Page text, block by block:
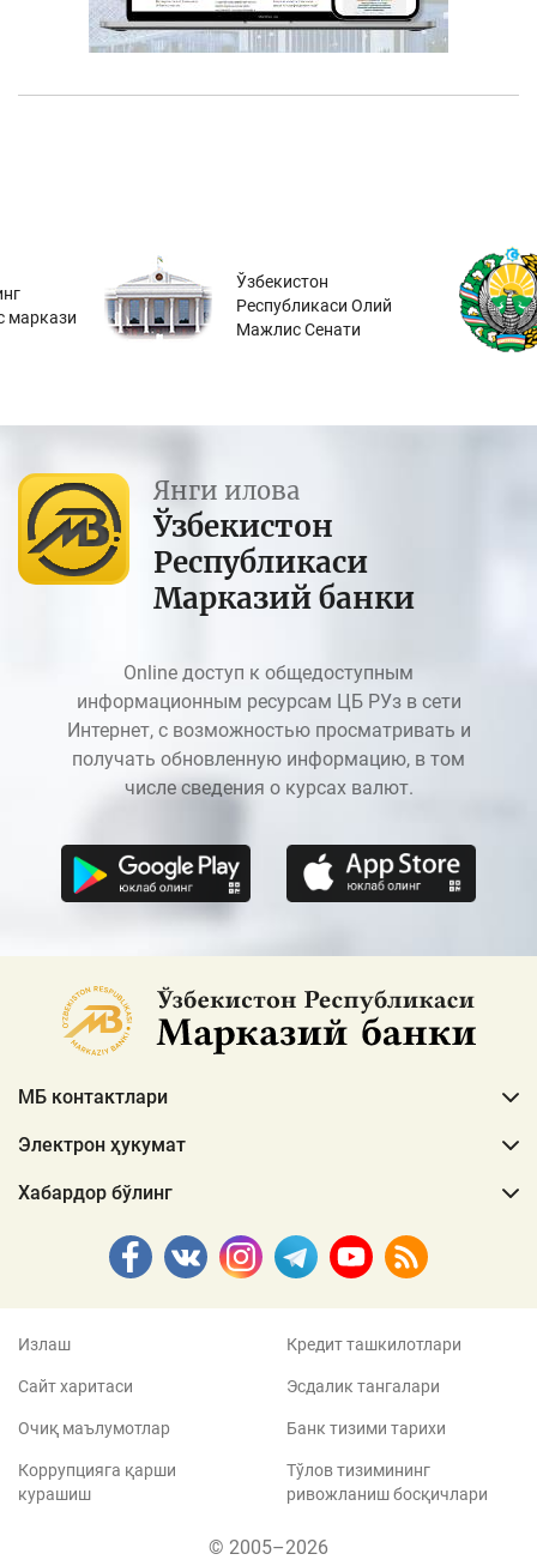
маркази
Ўзбекистон
Республикаси Олий
Мажлис Сенати
Янги илова
Ўзбекистон
Республикаси
Марказий банки
Online доступ к общедоступным
информационным ресурсам ЦБ РУз в сети
Интернет, с возможностью просматривать и
получать обновленную информацию, в том
числе сведения о курсах валют.
МБ контактлари
Электрон ҳукумат
Хабардор бўлинг
Излаш
Сайт харитаси
Очиқ маълумотлар
Коррупцияга қарши
курашиш
Кредит ташкилотлари
Эсдалик тангалари
Банк тизими тарихи
Тўлов тизимининг
ривожланиш босқичлари
© 2005–2026